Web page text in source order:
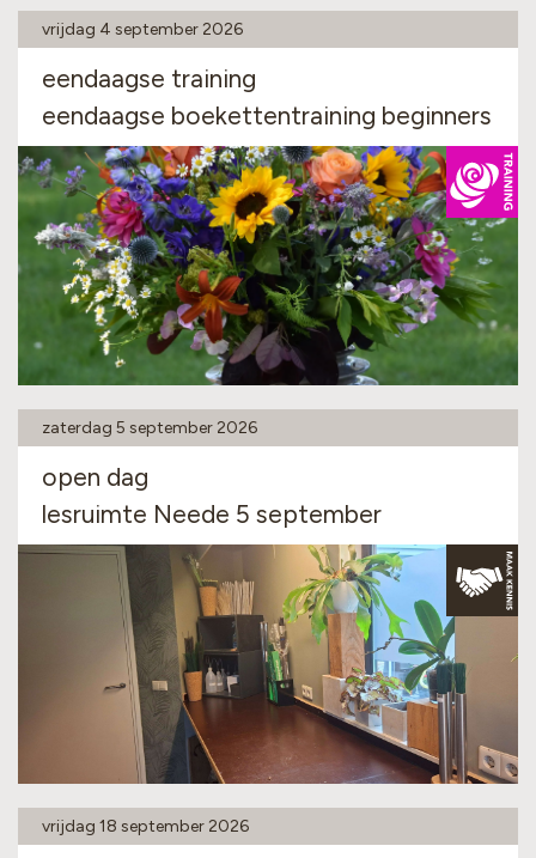
vrijdag 4 september 2026
eendaagse training
eendaagse boekettentraining beginners
zaterdag 5 september 2026
open dag
lesruimte Neede 5 september
vrijdag 18 september 2026